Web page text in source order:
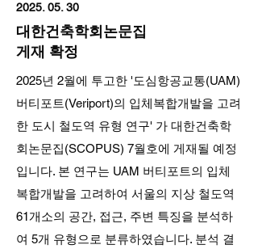
2025. 05. 30
대한건축학회논문집
게재 확정
2025년 2월에 투고한 '도심항공교통(UAM)
버티포트(Veriport)의 입체복합개발을 고려
한 도시 철도역 유형 연구' 가 대한건축학
회논문집(SCOPUS) 7월호에 게재될 예정
입니다. 본 연구는 UAM 버티포트의 입체
복합개발을 고려하여 서울의 지상 철도역
61개소의 공간, 접근, 주변 특징을 분석하
여 5개 유형으로 분류하였습니다. 분석 결